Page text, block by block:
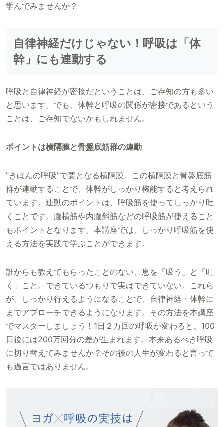
学んでみませんか？
自律神経だけじゃない！呼吸は「体
幹」にも連動する
呼吸と自律神経が密接だということは、ご存知の方も多い
と思います。でも、体幹と呼吸の関係が密接であるという
ことは、ご存知でないかもしれません。
ポイントは横隔膜と骨盤底筋群の連動
”きほんの呼吸”で要となる横隔膜。この横隔膜と骨盤底筋
群が連動することで、体幹がしっかり機能すると考えられ
ています。連動のポイントは、呼吸筋を使ってしっかり吐
くことです。腹横筋や内腹斜筋などの呼吸筋が使えること
もポイントとなります。本講座では、しっかり呼吸筋を使
える方法を実践で学ぶことができます。
誰からも教えてもらったことのない、息を「吸う」と「吐
く」こと。できているつもりで実はできていない。これら
が、しっかり行えるようになることで、自律神経・体幹に
までアプローチできるようになります。その方法を本講座
でマスターしましょう！1日２万回の呼吸が変わると、100
日後には200万回分の差が生まれます。本来あるべき呼吸
に切り替えてみませんか？その後の人生が変わると言って
も過言ではありません。